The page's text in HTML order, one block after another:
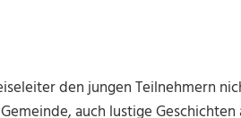
den jungen Teilnehmern
auch lustige Geschichten